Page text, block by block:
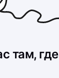
там, где